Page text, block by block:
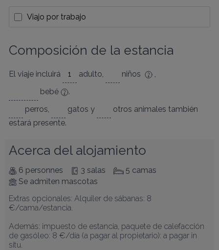
Viajo por trabajo
Composición de la estancia
El viaje incluirá adulto, niños
,
bebé
.
perros, gatos y otros animales también
estará presente.
Acerca del alojamiento
6 personnes 3 salas
5 camas
Se admiten mascotas
Extras opcionales: Alquiler de sábanas: 8
€/cama/estancia.
Además: impuesto de estancia, paquete de calefacción
de gasóleo: 8 €/día (a pagar al propietario): a pagar in
situ.